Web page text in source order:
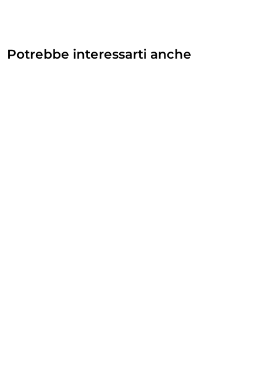
Potrebbe interessarti anche